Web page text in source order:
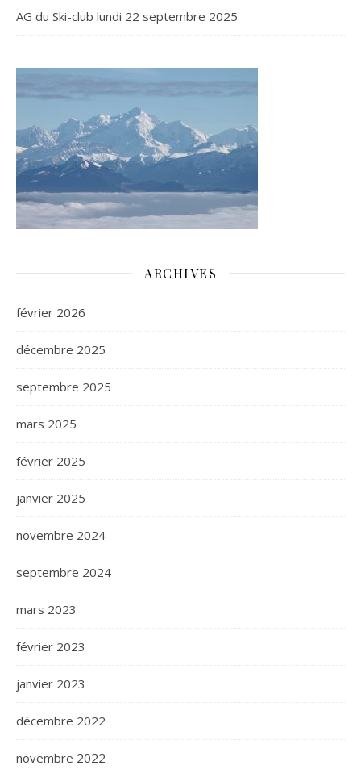
AG du Ski-club lundi 22 septembre 2025
ARCHIVES
février 2026
décembre 2025
septembre 2025
mars 2025
février 2025
janvier 2025
novembre 2024
septembre 2024
mars 2023
février 2023
janvier 2023
décembre 2022
novembre 2022